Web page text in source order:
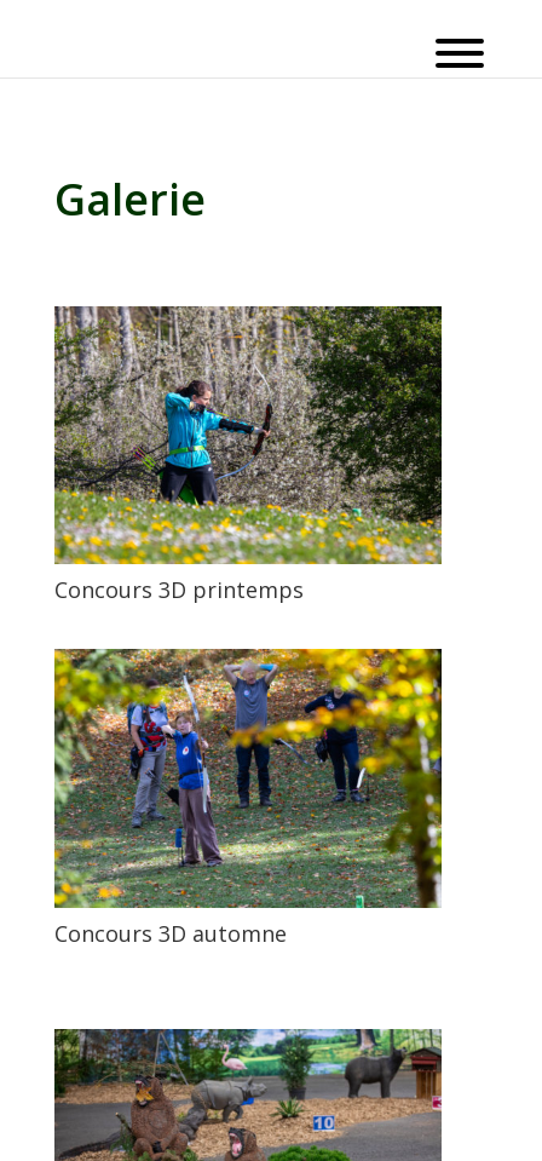
Galerie
Concours 3D printemps
Concours 3D automne